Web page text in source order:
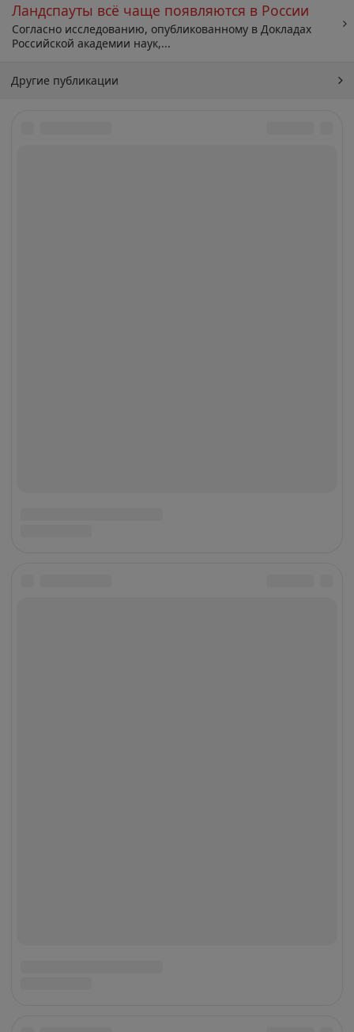
Ландспауты всё чаще появляются в России
Согласно исследованию, опубликованному в Докладах
Российской академии наук,...
Другие публикации